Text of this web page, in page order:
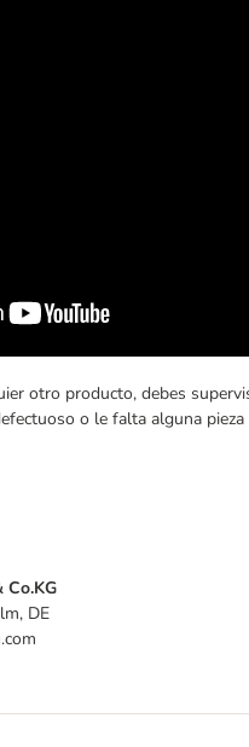
otro producto, debes
o le falta alguna
Co.KG
DE